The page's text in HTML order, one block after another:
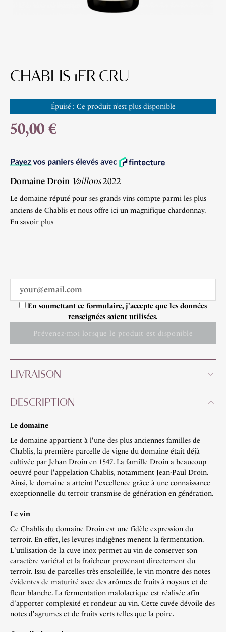
CHABLIS 1ER CRU
Épuisé : Ce produit n’est plus disponible
50,00 €
Domaine Droin Vaillons2022
Le domaine réputé pour ses grands vins compte parmi les plus
anciens de Chablis et nous offre ici un magnifique chardonnay.
En savoir plus
En soumettant ce formulaire, j'accepte que les données
renseignées soient utilisées.
Prévenez-moi lorsque le produit est disponible
LIVRAISON
DESCRIPTION
Le domaine
Le domaine appartient à l'une des plus anciennes familles de
Chablis, la première parcelle de vigne du domaine était déjà
cultivée par Jehan Droin en 1547. La famille Droin a beaucoup
oeuvré pour l'appelation Chablis, notamment Jean-Paul Droin.
Ainsi, le domaine a atteint l'excellence grâce à une connaissance
exceptionnelle du terroir transmise de génération en génération.
Le vin
Ce Chablis du domaine Droin est une fidèle expression du
terroir. En effet, les levures indigènes menent la fermentation.
L'utilisation de la cuve inox permet au vin de conserver son
caractère variétal et la fraîcheur provenant directement du
terroir. Issu de parcelles très ensoleillée, le vin montre des notes
évidentes de maturité avec des arômes de fruits à noyaux et de
fleur blanche. La fermentation malolactique est réalisée afin
d'apporter complexité et rondeur au vin. Cette cuvée dévoile des
notes d'agrumes et de fruits verts telles que la poire.